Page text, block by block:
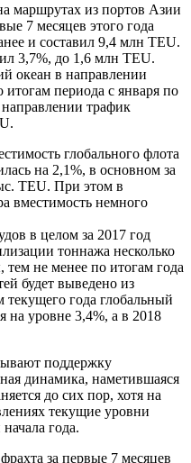
маршрутах из портов Азии
7 месяцев этого года
и составил 9,4 млн TEU.
3,7%, до 1,6 млн TEU.
океан в направлении
периода с января по
трафик
глобального флота
на 2,1%, в основном за
TEU. При этом в
вместимость немного
в целом за 2017 год
тоннажа несколько
тем не менее по итогам года
будет выведено из
года глобальный
на уровне 3,4%, а в 2018
поддержку
динамика, наметившаяся
до сих пор, хотя на
текущие уровни
года.
за первые 7 месяцев